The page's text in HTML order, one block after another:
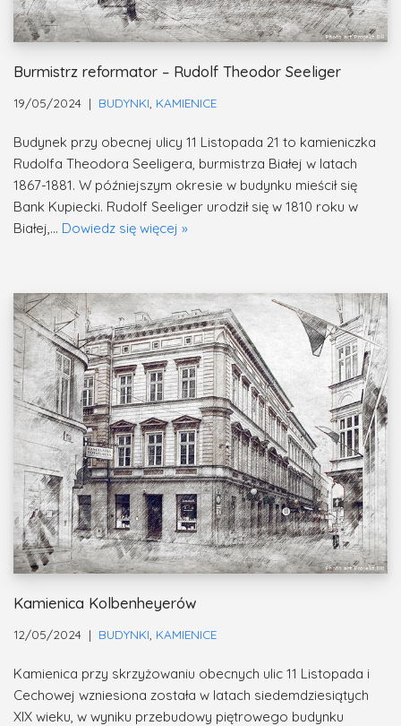
Burmistrz reformator – Rudolf Theodor Seeliger
19/05/2024 BUDYNKI KAMIENICE
Budynek przy obecnej ulicy 11 Listopada 21 to kamieniczka
Rudolfa Theodora Seeligera, burmistrza Białej w latach
1867-1881. W późniejszym okresie w budynku mieścił się
Bank Kupiecki. Rudolf Seeliger urodził się w 1810 roku w
Białej,… Dowiedz się więcej »
Kamienica Kolbenheyerów
12/05/2024 BUDYNKI KAMIENICE
Kamienica przy skrzyżowaniu obecnych ulic 11 Listopada i
Cechowej wzniesiona została w latach siedemdziesiątych
XIX wieku, w wyniku przebudowy piętrowego budynku